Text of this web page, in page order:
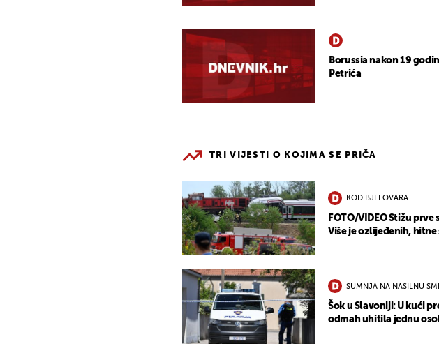
Borussia nakon 19
Petrića
TRI VIJESTI O KOJIMA SE PRIČA
KOD BJELOVARA
FOTO/VIDEO Stižu
Više je ozlijeđenih,
SUMNJA NA NASILNU
Šok u Slavoniji: U kući
odmah uhitila jednu